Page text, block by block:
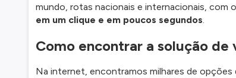
mundo, rotas nacionais e internacionais, com
em um clique e em poucos segundos.
Como encontrar a solução
Na internet, encontramos milhares de